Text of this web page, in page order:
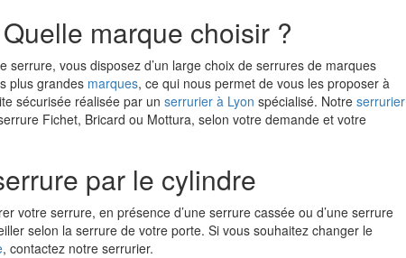
marque choisir ?
vous disposez d’un large choix de serrures de marques
plus grandes marques, ce qui nous permet de vous les proposer à
sécurisée réalisée par un serrurier à Lyon spécialisé. Notre serrurier
Fichet, Bricard ou Mottura, selon votre demande et votre
par le cylindre
votre serrure, en présence d’une serrure cassée ou d’une serrure
selon la serrure de votre porte. Si vous souhaitez changer le
, contactez notre serrurier.